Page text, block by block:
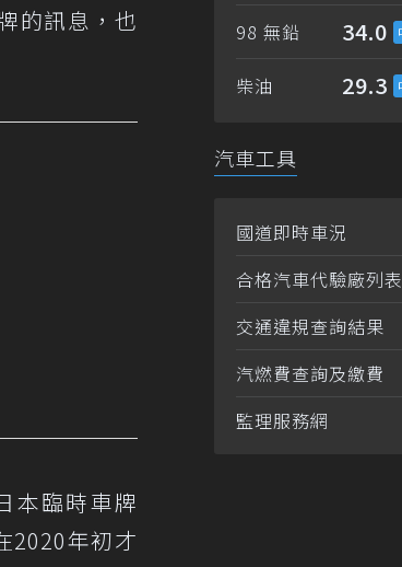
的訊息，也
本臨時車牌
2020年初才
98 無鉛 34.0
柴油 29.3
汽車工具
國道即時車況
合格汽車代驗廠列表
交通違規查詢結果
汽燃費查詢及繳費
監理服務網